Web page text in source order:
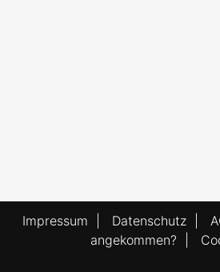
Impressum Datenschutz|
angekommen?